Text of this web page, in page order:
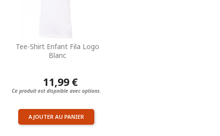
Tee-Shirt Enfant Fila Logo
Blanc
11,99 €
Ce produit est dispnible avec options.
AJOUTER AU PANIER